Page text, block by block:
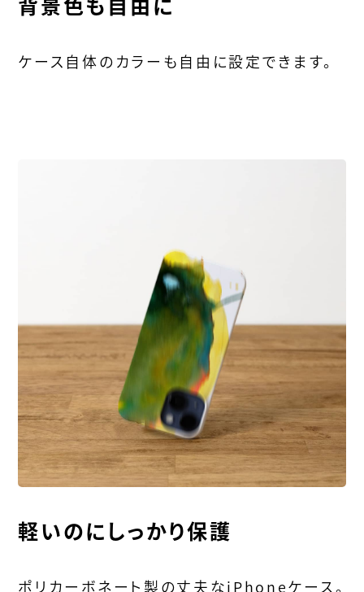
ケース自体のカラーも自由に設定できます。
軽いのにしっかり保護
ポリカーボネート製の丈夫なiPhoneケース。